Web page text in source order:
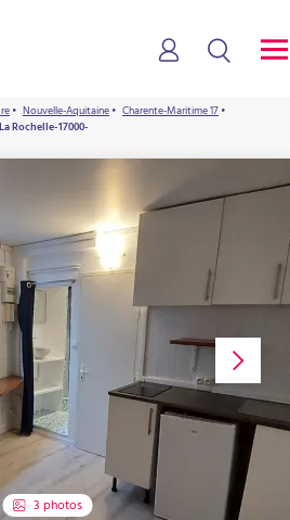
• Nouvelle-Aquitaine• Charente-Maritime 17•
Rochelle-17000-
3 photos